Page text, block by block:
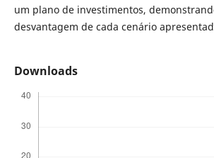
um plano de investimentos,
desvantagem de cada cenário
Downloads